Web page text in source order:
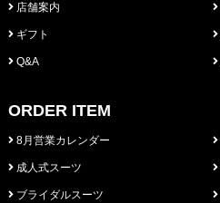
店舗案内
ギフト
Q&A
ORDER ITEM
8月営業カレンダー
成人式スーツ
ブライダルスーツ